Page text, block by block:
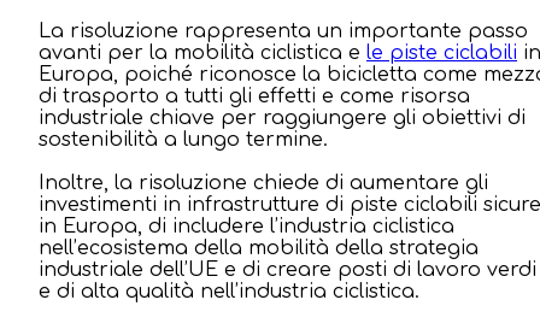
La risoluzione rappresenta un importante passo
avanti per la mobilità ciclistica e le piste ciclabili in
Europa, poiché riconosce la bicicletta come
di trasporto a tutti gli effetti e come risorsa
industriale chiave per raggiungere gli obiettivi di
sostenibilità a lungo termine.
Inoltre, la risoluzione chiede di aumentare gli
investimenti in infrastrutture di piste ciclabili sicure
in Europa, di includere l’industria ciclistica
nell’ecosistema della mobilità della strategia
industriale dell’UE e di creare posti di lavoro verdi
e di alta qualità nell’industria ciclistica.